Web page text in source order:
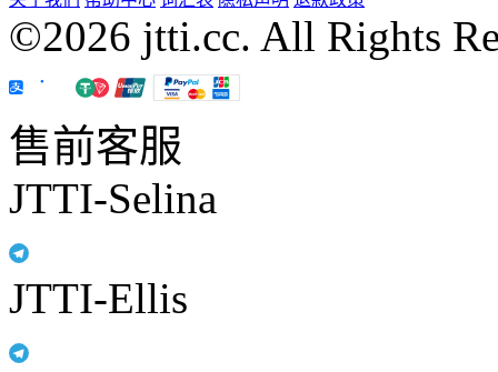
©2026 jtti.cc. All Rights
售前客服
JTTI-Selina
JTTI-Ellis